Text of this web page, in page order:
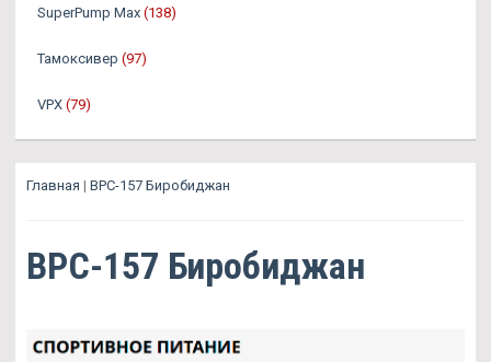
SuperPump Max (138)
Тамоксивер (97)
VPX (79)
Главная | BPC-157 Биробиджан
BPC-157 Биробиджан